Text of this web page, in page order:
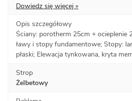
Dowiedz się więcej »
Opis szczegółowy
Ściany: porotherm 25cm + ocieplenie
ławy i stopy fundamentowe; Stopy:
płaski; Elewacja tynkowana, kryta
Strop
Żelbetowy